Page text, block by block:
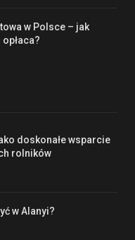
w Polsce – jak
doskonałe wsparcie
rolników
w Alanyi?